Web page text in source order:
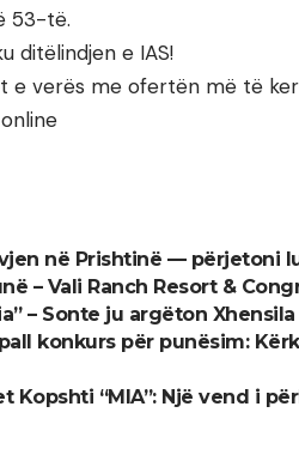
53-të.
ditëlindjen e IAS!
e verës me ofertën më të
në Prishtinë — përjetoni
– Vali Ranch Resort &
– Sonte ju argëton
konkurs për punësim:
Kopshti “MIA”: Një vend i